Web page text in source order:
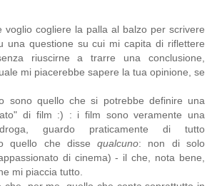
voglio cogliere la palla al balzo per scrivere
una questione su cui mi capita di riflettere
riuscirne a trarre una conclusione,
mi piacerebbe sapere la tua opinione, se
sono quello che si potrebbe definire una
di film :) : i film sono veramente una
guardo praticamente di tutto
quello che dissequalcuno: non di solo
di cinema) - il che, nota bene,
mi piaccia tutto.